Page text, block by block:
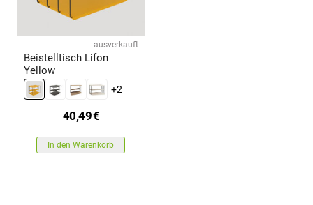
ausverkauft
Beistelltisch Lifon
Yellow
+2
40,49€
In den Warenkorb